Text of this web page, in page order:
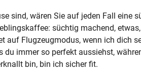
sind, wären Sie auf jeden Fall eine
süchtig machend,
auf Flugzeugmodus, wenn ich dich
du immer so perfekt aussiehst,
bin, bin ich sicher fit.